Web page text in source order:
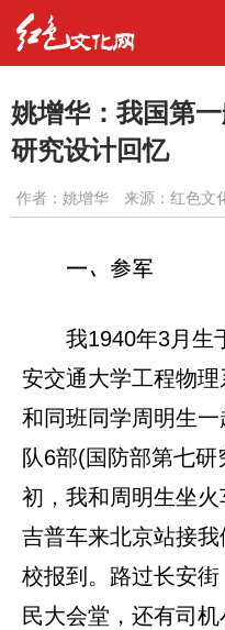
姚增华：我国第
研究设计回忆
作者： 姚增华 来源：红色文
一、参军
我1940年3月生
安交通大学工程物理
和同班同学周明生
队6部(国防部第七研
初，我和周明生坐
吉普车来北京站接
校报到。路过长安
民大会堂，还有司